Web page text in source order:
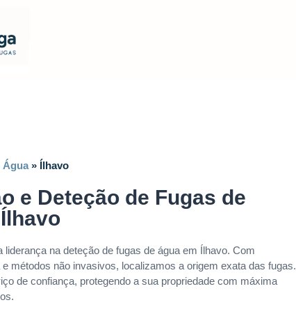
Água» Ílhavo
e Deteção de Fugas de
liderança na deteção de fugas de água em Ílhavo. Com
métodos não invasivos, localizamos a origem exata das fugas.
de confiança, protegendo a sua propriedade com máxima